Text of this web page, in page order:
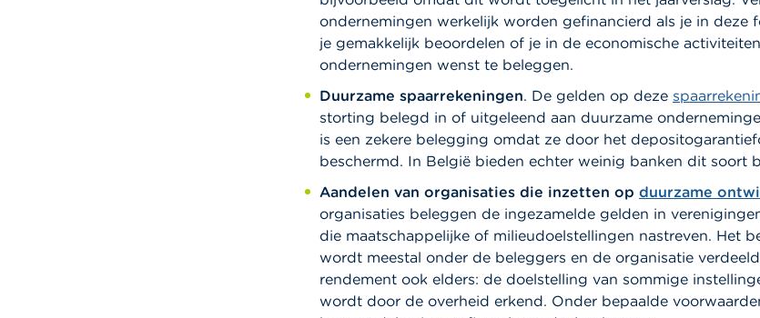
ondernemingen werkelijk worden gefinancierd als je in deze
je gemakkelijk beoordelen of je in de economische
ondernemingen wenst te beleggen.
Duurzame spaarrekeningen. De gelden op deze
storting belegd in of uitgeleend aan duurzame
is een zekere belegging omdat ze door het
beschermd. In België bieden echter weinig banken dit soort
Aandelen van organisaties die inzetten op duurzame
organisaties beleggen de ingezamelde gelden in
die maatschappelijke of milieudoelstellingen nastreven. Het
wordt meestal onder de beleggers en de organisatie
rendement ook elders: de doelstelling van sommige
wordt door de overheid erkend. Onder bepaalde